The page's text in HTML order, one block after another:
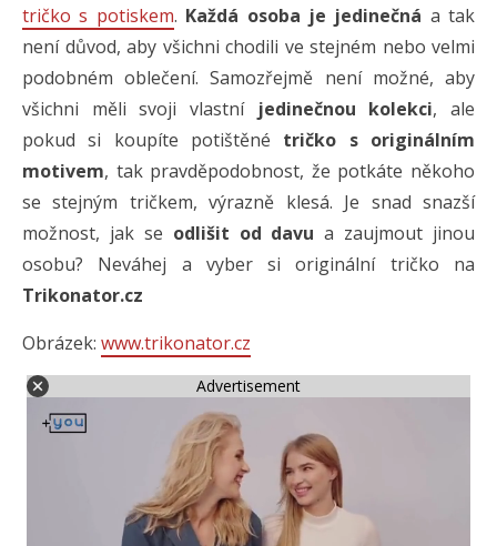
tričko s potiskem. Každá osoba je jedinečná a tak
není důvod, aby všichni chodili ve stejném nebo velmi
podobném oblečení. Samozřejmě není možné, aby
všichni měli svoji vlastní jedinečnou kolekci, ale
pokud si koupíte potištěné tričko s originálním
motivem, tak pravděpodobnost, že potkáte někoho
se stejným tričkem, výrazně klesá. Je snad snazší
možnost, jak se odlišit od davu a zaujmout jinou
osobu? Neváhej a vyber si originální tričko na
Trikonator.cz
Obrázek: www.trikonator.cz
Advertisement